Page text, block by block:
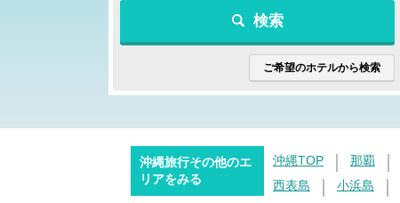
検索
ご希望のホテルから検索
沖縄旅行その他のエ
リアをみる
沖縄TOP 那覇
西表島
小浜島